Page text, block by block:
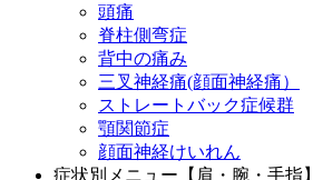
頭痛
脊柱側弯症
背中の痛み
三叉神経痛(顔面神経痛）
ストレートバック症候群
顎関節症
顔面神経けいれん
症状別メニュー【肩・腕・手指】